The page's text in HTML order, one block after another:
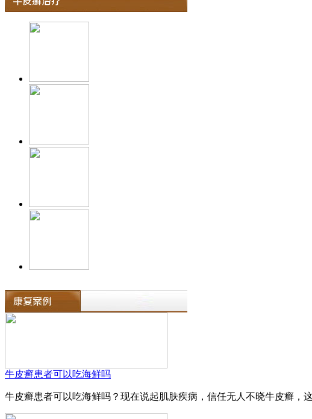
牛皮癣患者可以吃海鲜吗
牛皮癣患者可以吃海鲜吗？现在说起肌肤疾病，信任无人不晓牛皮癣，